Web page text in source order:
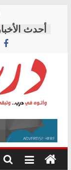
content
درب
وأتوه
درب..
وتبقى
هي